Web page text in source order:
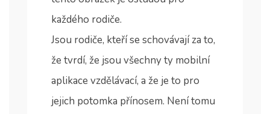
každého rodiče.
Jsou rodiče, kteří se schovávají za to,
že tvrdí, že jsou všechny ty mobilní
aplikace vzdělávací, a že je to pro
jejich potomka přínosem. Není tomu